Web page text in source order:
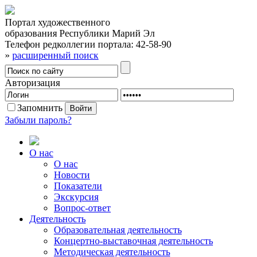
Портал художественного
образования Республики Марий Эл
Телефон редколлегии портала: 42-58-90
» расширенный поиск
Авторизация
Запомнить
Забыли пароль?
О нас
О нас
Новости
Показатели
Экскурсия
Вопрос-ответ
Деятельность
Образовательная деятельность
Концертно-выставочная деятельность
Методическая деятельность